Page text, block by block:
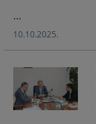
...
10.10.2025.